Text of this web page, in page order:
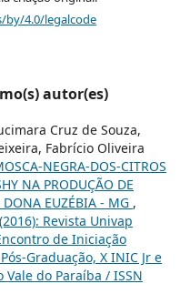
by/4.0/legalcode
autor(es)
Cruz de Souza,
Fabrício Oliveira
NEGRA-DOS-CITROS
NA PRODUÇÃO DE
EUZÉBIA - MG ,
Revista Univap
de Iniciação
Graduação, X INIC Jr e
do Paraíba / ISSN